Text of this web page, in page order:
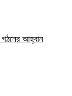
গঠনের আহ্বান